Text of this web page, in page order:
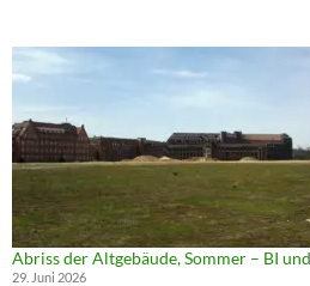
Abriss der Altgebäude, Sommer – BI
29. Juni 2026